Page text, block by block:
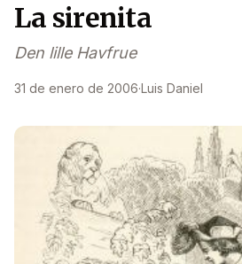
La sirenita
Den lille Havfrue
31 de enero de 2006·Luis Daniel